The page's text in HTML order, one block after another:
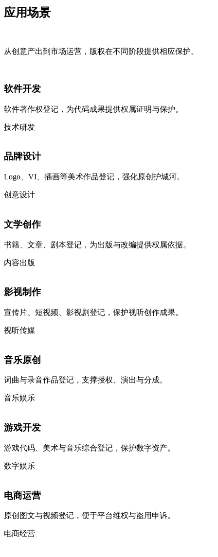
应用场景
从创意产出到市场运营，版权在不同阶段提供相应保护。
软件开发
软件著作权登记，为代码成果提供权属证明与保护。
技术研发
品牌设计
Logo、VI、插画等美术作品登记，强化原创护城河。
创意设计
文学创作
书籍、文章、剧本登记，为出版与改编提供权属依据。
内容出版
影视制作
宣传片、短视频、影视剧登记，保护视听创作成果。
视听传媒
音乐原创
词曲与录音作品登记，支撑授权、演出与分成。
音乐娱乐
游戏开发
游戏代码、美术与音乐综合登记，保护数字资产。
数字娱乐
电商运营
原创图文与视频登记，便于平台维权与盗用申诉。
电商经营